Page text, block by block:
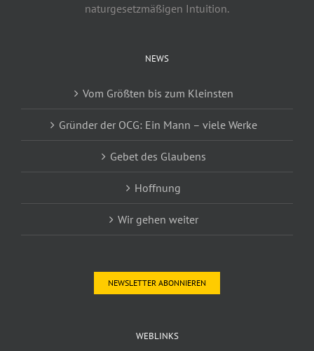
naturgesetzmäßigen Intuition.
NEWS
Vom Größten bis zum Kleinsten
Gründer der OCG: Ein Mann – viele Werke
Gebet des Glaubens
Hoffnung
Wir gehen weiter
NEWSLETTER ABONNIEREN
WEBLINKS